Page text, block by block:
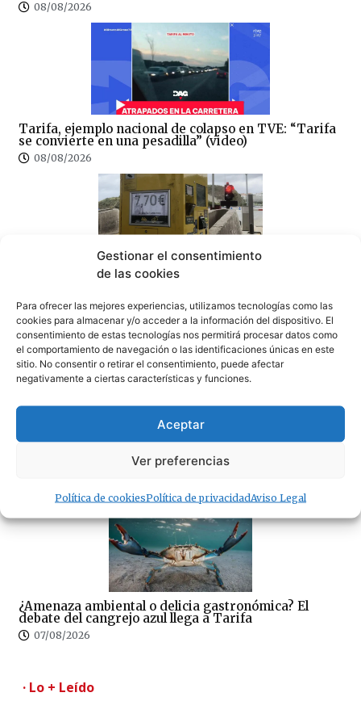
Gestionar el consentimiento
de las cookies
Para ofrecer las mejores experiencias, utilizamos tecnologías como las
cookies para almacenar y/o acceder a la información del dispositivo. El
consentimiento de estas tecnologías nos permitirá procesar datos como
el comportamiento de navegación o las identificaciones únicas en este
sitio. No consentir o retirar el consentimiento, puede afectar
negativamente a ciertas características y funciones.
Aceptar
Ver preferencias
Política de cookiesPolítica de privacidadAviso Legal
08/08/2026
Tarifa, ejemplo nacional de colapso en TVE: “Tarifa
se convierte en una pesadilla” (video)
08/08/2026
100×100 Unidos reclama la eliminación del peaje de
Gibraltar
07/08/2026
Sin correos, sin Registro Civil y sin expedientes:
CSIF denuncia el colapso del Juzgado de Paz de
¿Amenaza ambiental o delicia gastronómica? El
debate del cangrejo azul llega a Tarifa
07/08/2026
· Lo + Leído